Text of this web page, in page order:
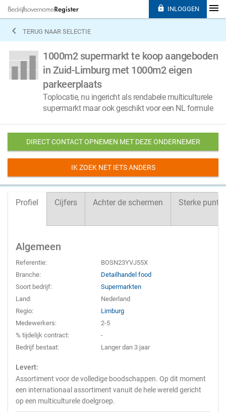
 TERUG NAAR SELECTIE
1000m2 supermarkt te koop aangeboden
in Zuid-Limburg met 1000m2 eigen
parkeerplaats
Toplocatie, nu ingericht als rendabele multiculturele
supermarkt maar ook geschikt voor een NL formule
DIRECT CONTACT OPNEMEN MET DEZE ONDERNEMER
IK ZOEK NET IETS ANDERS
Profiel Cijfers Achter de schermen Sterke
Algemeen
Referentie:
BOSN23YVJ55X
Branche:
Detailhandel food
Soort bedrijf:
Supermarkten
Land:
Nederland
Regio:
Limburg
Medewerkers:
2-5
% tijdelijk contract:
-
Bedrijf bestaat:
Langer dan 3 jaar
Levert:
Assortiment voor de volledige boodschappen. Op dit moment
een internationaal assortiment vanuit de hele wereld gericht
op een multiculturele doelgroep.
 INLOGGEN